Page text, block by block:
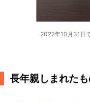
2022年10月31日
長年親しまれた